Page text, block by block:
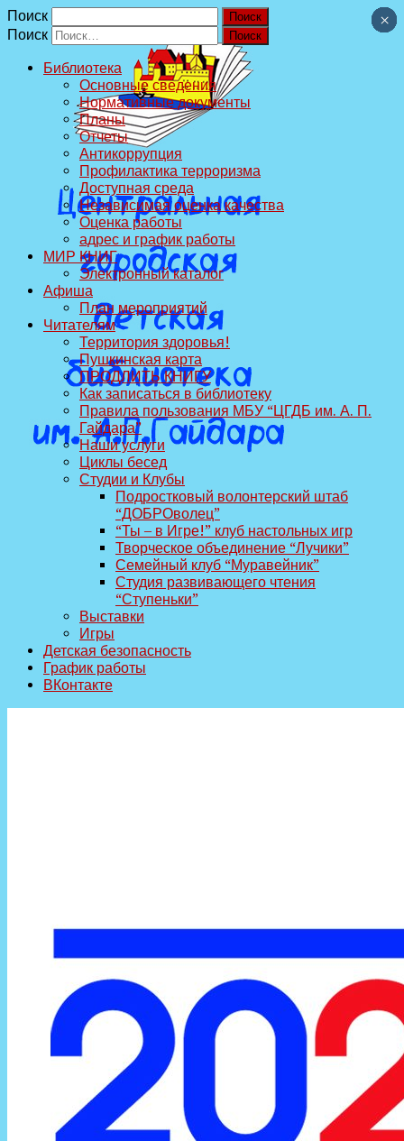
Поиск
Поиск
Библиотека
Основные сведения
Нормативные документы
Планы
Отчеты
Антикоррупция
Профилактика терроризма
Доступная среда
Независимая оценка качества
Оценка работы
адрес и график работы
МИР КНИГ
Электронный каталог
Афиша
План мероприятий
Читателям
Территория здоровья!
Пушкинская карта
ПРОДЛИТЬ КНИГУ
Как записаться в библиотеку
Правила пользования МБУ “ЦГДБ им. А. П.
Гайдара”
Наши услуги
Циклы бесед
Студии и Клубы
Подростковый волонтерский штаб
“ДОБРОволец”
“Ты – в Игре!” клуб настольных игр
Творческое объединение “Лучики”
Семейный клуб “Муравейник”
Студия развивающего чтения
“Ступеньки”
Выставки
Игры
Детская безопасность
График работы
ВКонтакте
×
×
×
×
×
×
×
×
×
×